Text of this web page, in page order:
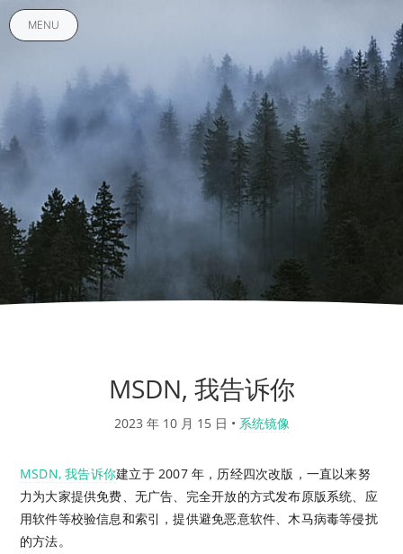
MENU
MSDN, 我告诉你
2023 年 10 月 15 日 • 系统镜像
MSDN, 我告诉你建立于 2007 年，历经四次改版，一直以来努
力为大家提供免费、无广告、完全开放的方式发布原版系统、应
用软件等校验信息和索引，提供避免恶意软件、木马病毒等侵扰
的方法。